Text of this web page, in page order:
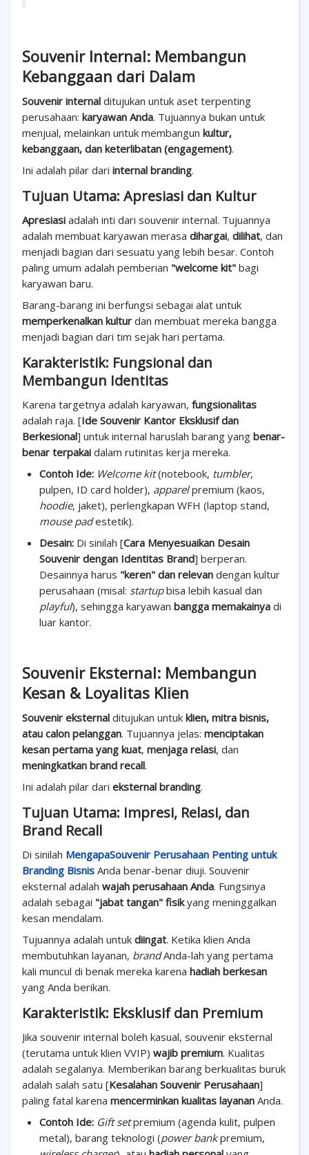
Souvenir Internal: Membangun
Kebanggaan dari Dalam
Souvenir internal ditujukan untuk aset terpenting
perusahaan: karyawan Anda. Tujuannya bukan untuk
menjual, melainkan untuk membangun kultur,
kebanggaan, dan keterlibatan (engagement).
Ini adalah pilar dari internal branding.
Tujuan Utama: Apresiasi dan Kultur
Apresiasi adalah inti dari souvenir internal. Tujuannya
adalah membuat karyawan merasa dihargai, dilihat, dan
menjadi bagian dari sesuatu yang lebih besar. Contoh
paling umum adalah pemberian "welcome kit" bagi
karyawan baru.
Barang-barang ini berfungsi sebagai alat untuk
memperkenalkan kultur dan membuat mereka bangga
menjadi bagian dari tim sejak hari pertama.
Karakteristik: Fungsional dan
Membangun Identitas
Karena targetnya adalah karyawan, fungsionalitas
adalah raja. [Ide Souvenir Kantor Eksklusif dan
Berkesional] untuk internal haruslah barang yang benar-
benar terpakai dalam rutinitas kerja mereka.
Contoh Ide: Welcome kit(notebook, tumbler,
pulpen, ID card holder), apparelpremium (kaos,
hoodie, jaket), perlengkapan WFH (laptop stand,
mouse padestetik).
Desain: Di sinilah [Cara Menyesuaikan Desain
Souvenir dengan Identitas Brand] berperan.
Desainnya harus "keren" dan relevan dengan kultur
perusahaan (misal: startupbisa lebih kasual dan
playful), sehingga karyawan bangga memakainya di
luar kantor.
Souvenir Eksternal: Membangun
Kesan & Loyalitas Klien
Souvenir eksternal ditujukan untuk klien, mitra bisnis,
atau calon pelanggan. Tujuannya jelas: menciptakan
kesan pertama yang kuat, menjaga relasi, dan
meningkatkan brand recall.
Ini adalah pilar dari eksternal branding.
Tujuan Utama: Impresi, Relasi, dan
Brand Recall
Di sinilah MengapaSouvenir Perusahaan Penting untuk
Branding Bisnis Anda benar-benar diuji. Souvenir
eksternal adalah wajah perusahaan Anda. Fungsinya
adalah sebagai "jabat tangan" fisikyang meninggalkan
kesan mendalam.
Tujuannya adalah untuk diingat. Ketika klien Anda
membutuhkan layanan, brandAnda-lah yang pertama
kali muncul di benak mereka karena hadiah berkesan
yang Anda berikan.
Karakteristik: Eksklusif dan Premium
Jika souvenir internal boleh kasual, souvenir eksternal
(terutama untuk klien VVIP) wajib premium. Kualitas
adalah segalanya. Memberikan barang berkualitas buruk
adalah salah satu [Kesalahan Souvenir Perusahaan]
paling fatal karena mencerminkan kualitas layanan Anda.
Contoh Ide: Gift setpremium (agenda kulit, pulpen
metal), barang teknologi (power bankpremium,